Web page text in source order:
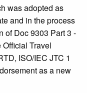
was adopted as
and in the process
of Doc 9303 Part 3 -
Travel
ISO/IEC JTC 1
as a new